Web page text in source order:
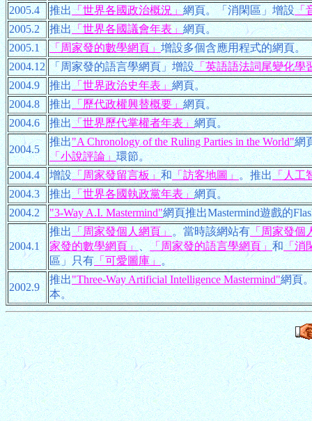
2005.4
推出「世界各國政治概況」網頁。「消閑區」增設「
2005.2
推出「世界各國議會年表」網頁。
2005.1
「周家發的數學網頁」增設多個含應用程式的網頁。
2004.12 「周家發的語言學網頁」增設「英語語法詞尾變化學
2004.9
推出「世界政治史年表」網頁。
2004.8
推出「歷代政權興替概要」網頁。
2004.6
推出「世界歷代掌權者年表」網頁。
2004.5
推出"A Chronology of the Ruling Parties in the World"網
「小說評論」環節。
2004.4
增設「周家發留言板」和「訪客地圖」。推出「人工
2004.3
推出「世界各國執政黨年表」網頁。
2004.2
"3-Way A.I. Mastermind"網頁推出Mastermind遊戲的
2004.1
推出「周家發個人網頁」。當時該網站有「周家發個
家發的數學網頁」、「周家發的語言學網頁」和「消
區」只有「可愛圖庫」。
2002.9
推出"Three-Way Artificial Intelligence Mastermind"網頁
本。